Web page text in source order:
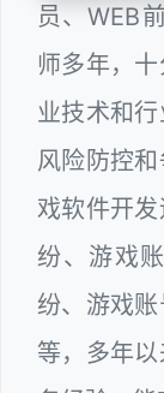
员、WEB
师多年，
业技术和
风险防控
戏软件开
纷、游戏
纷、游戏
等，多年